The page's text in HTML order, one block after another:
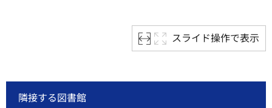
スライド操作で表示
隣接する図書館